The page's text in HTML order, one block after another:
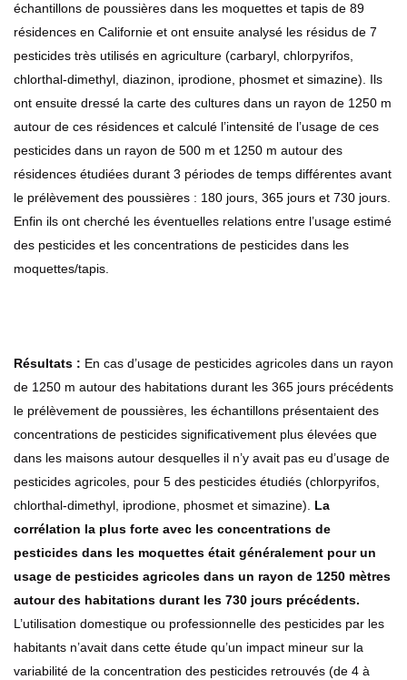
échantillons de poussières dans les moquettes et tapis de 89
résidences en Californie et ont ensuite analysé les résidus de 7
pesticides très utilisés en agriculture (carbaryl, chlorpyrifos,
chlorthal-dimethyl, diazinon, iprodione, phosmet et simazine). Ils
ont ensuite dressé la carte des cultures dans un rayon de 1250 m
autour de ces résidences et calculé l’intensité de l’usage de ces
pesticides dans un rayon de 500 m et 1250 m autour des
résidences étudiées durant 3 périodes de temps différentes avant
le prélèvement des poussières : 180 jours, 365 jours et 730 jours.
Enfin ils ont cherché les éventuelles relations entre l’usage estimé
des pesticides et les concentrations de pesticides dans les
moquettes/tapis.
Résultats : En cas d’usage de pesticides agricoles dans un rayon
de 1250 m autour des habitations durant les 365 jours précédents
le prélèvement de poussières, les échantillons présentaient des
concentrations de pesticides significativement plus élevées que
dans les maisons autour desquelles il n’y avait pas eu d’usage de
pesticides agricoles, pour 5 des pesticides étudiés (chlorpyrifos,
chlorthal-dimethyl, iprodione, phosmet et simazine). La
corrélation la plus forte avec les concentrations de
pesticides dans les moquettes était généralement pour un
usage de pesticides agricoles dans un rayon de 1250 mètres
autour des habitations durant les 730 jours précédents.
L’utilisation domestique ou professionnelle des pesticides par les
habitants n’avait dans cette étude qu’un impact mineur sur la
variabilité de la concentration des pesticides retrouvés (de 4 à